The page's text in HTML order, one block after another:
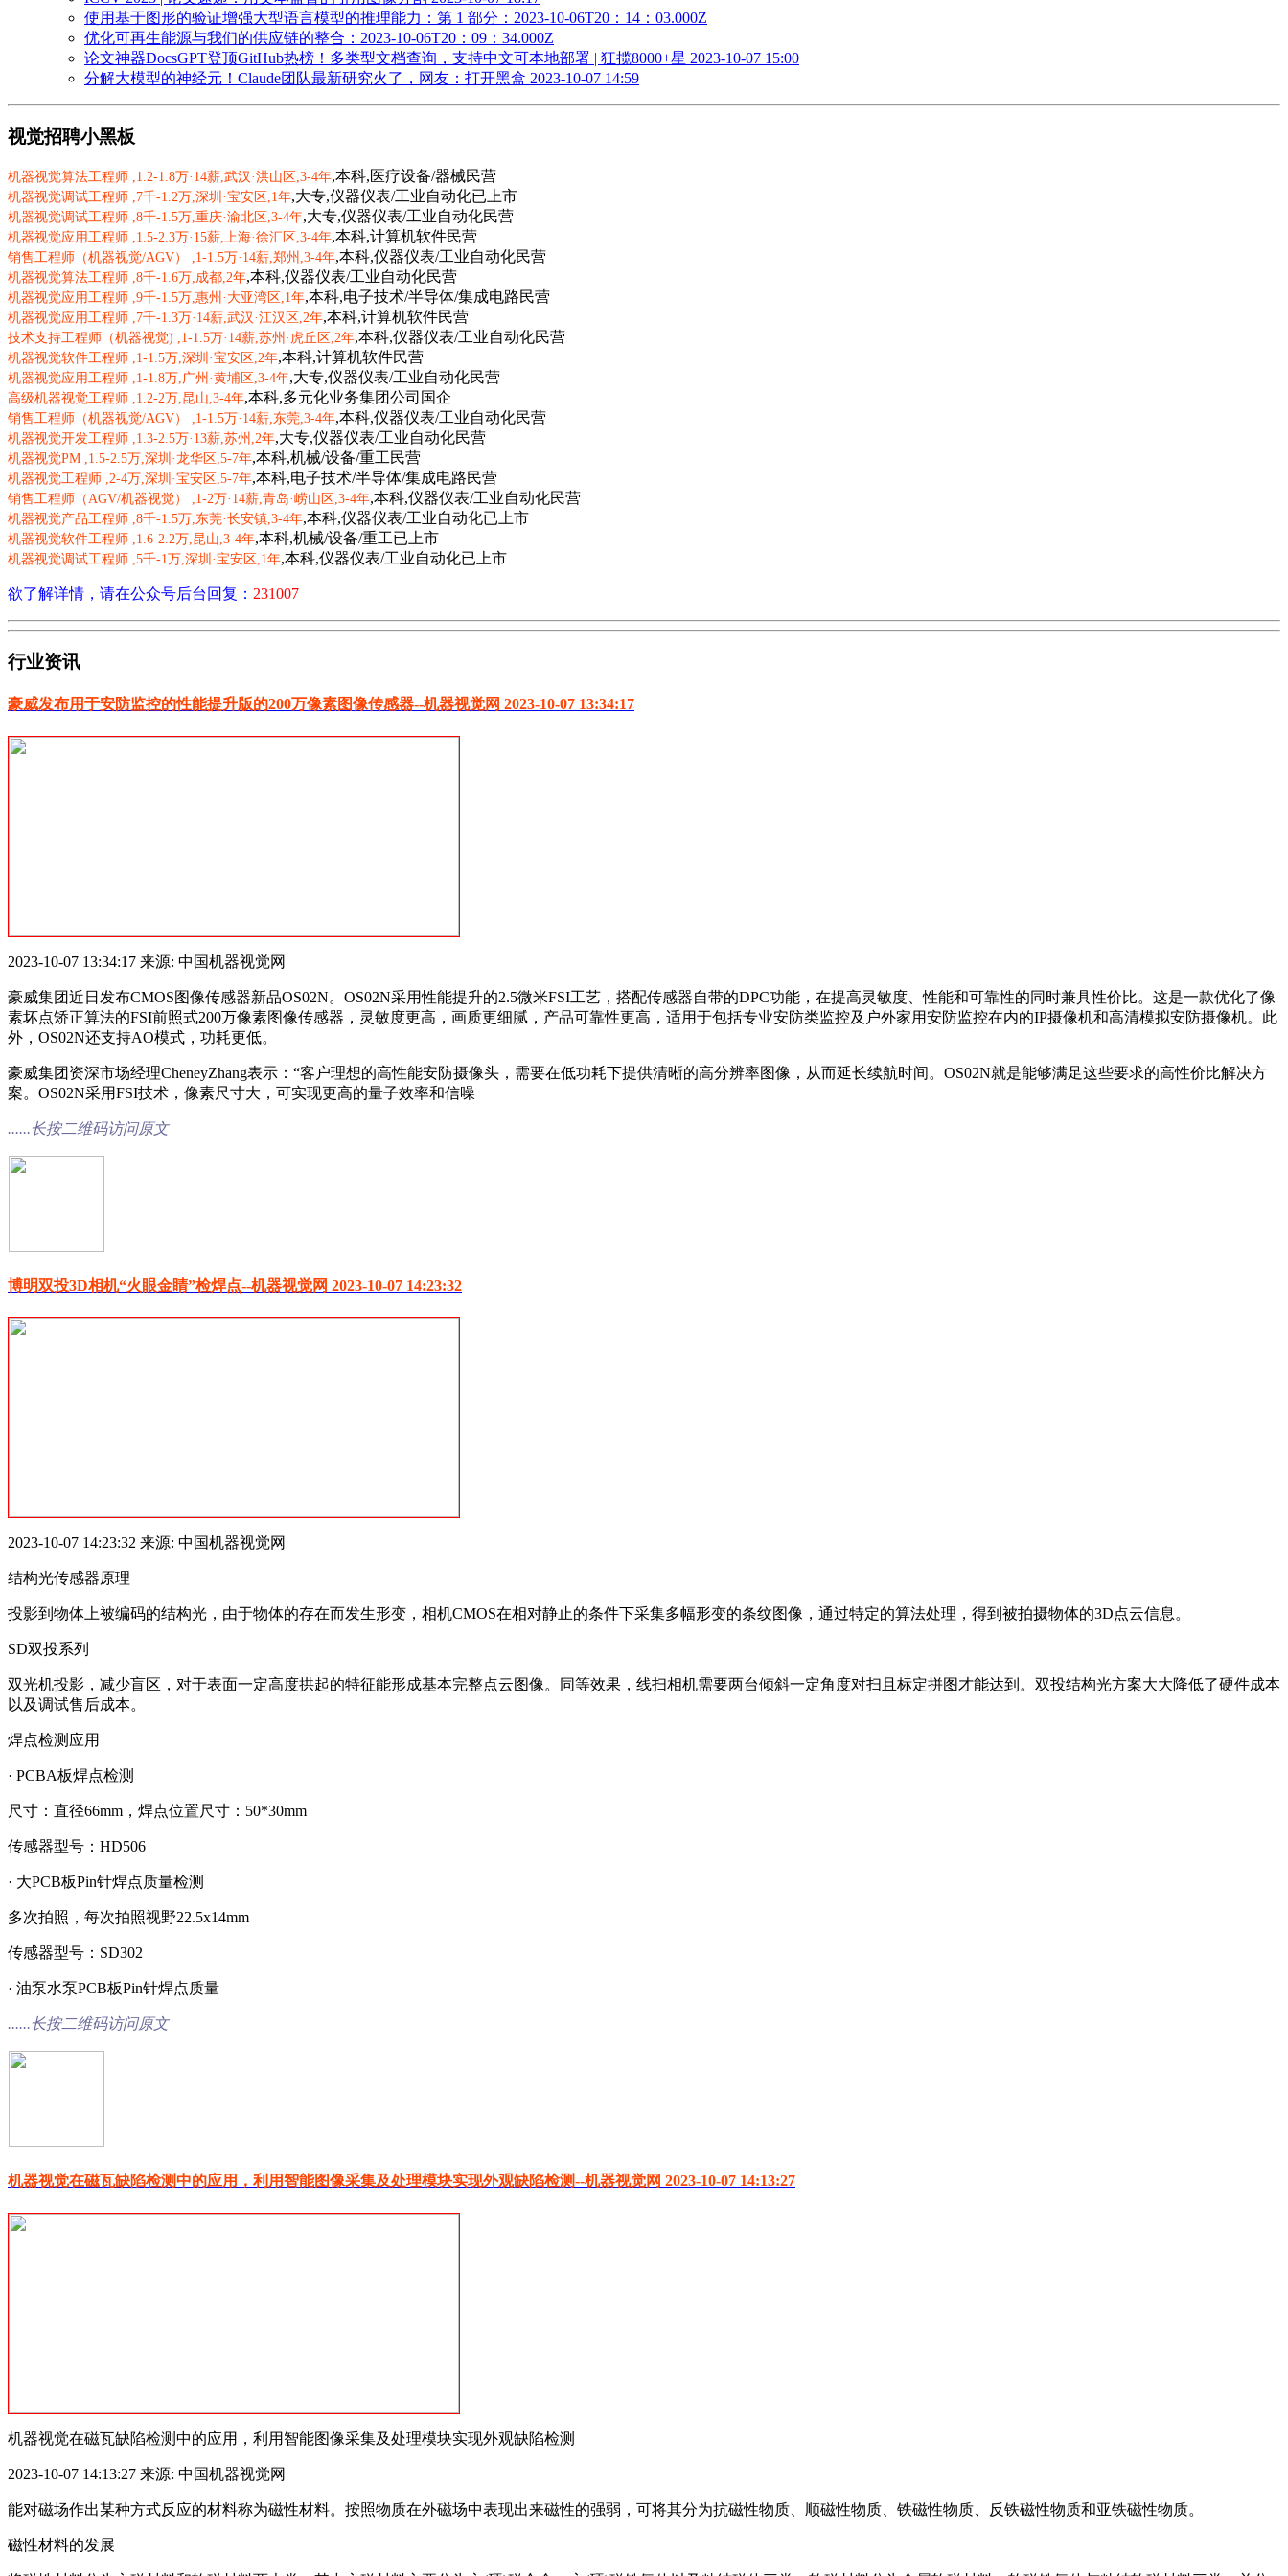
使用基于图形的验证增强大型语言模型的推理能力：第 1 部分：2023-10-06T20：14：03.000Z
优化可再生能源与我们的供应链的整合：2023-10-06T20：09：34.000Z
论文神器DocsGPT登顶GitHub热榜！多类型文档查询，支持中文可本地部署 | 狂揽8000+星 2023-10-07 15:00
分解大模型的神经元！Claude团队最新研究火了，网友：打开黑盒 2023-10-07 14:59
视觉招聘小黑板
机器视觉算法工程师 ,1.2-1.8万·14薪,武汉·洪山区 ,3-4年,本科,医疗设备/器械民营
机器视觉调试工程师 ,7千-1.2万,深圳·宝安区 ,1年,大专,仪器仪表/工业自动化已上市
机器视觉调试工程师 ,8千-1.5万,重庆·渝北区 ,3-4年,大专,仪器仪表/工业自动化民营
机器视觉应用工程师 ,1.5-2.3万·15薪,上海·徐汇区 ,3-4年,本科,计算机软件民营
销售工程师（机器视觉/AGV） ,1-1.5万·14薪,郑州 ,3-4年,本科,仪器仪表/工业自动化民营
机器视觉算法工程师 ,8千-1.6万,成都,2年,本科,仪器仪表/工业自动化民营
机器视觉应用工程师 ,9千-1.5万,惠州·大亚湾区 ,1年,本科,电子技术/半导体/集成电路民营
机器视觉应用工程师 ,7千-1.3万·14薪,武汉·江汉区 ,2年,本科,计算机软件民营
技术支持工程师（机器视觉) ,1-1.5万·14薪,苏州·虎丘区 ,2年,本科,仪器仪表/工业自动化民营
机器视觉软件工程师 ,1-1.5万,深圳·宝安区 ,2年,本科,计算机软件民营
机器视觉应用工程师 ,1-1.8万,广州·黄埔区 ,3-4年,大专,仪器仪表/工业自动化民营
高级机器视觉工程师 ,1.2-2万,昆山,3-4年,本科,多元化业务集团公司 国企
销售工程师（机器视觉/AGV） ,1-1.5万·14薪,东莞,3-4年,本科,仪器仪表/工业自动化民营
机器视觉开发工程师 ,1.3-2.5万·13薪,苏州 ,2年,大专,仪器仪表/工业自动化民营
机器视觉PM ,1.5-2.5万,深圳·龙华区 ,5-7年,本科,机械/设备/重工民营
机器视觉工程师 ,2-4万,深圳·宝安区 ,5-7年,本科,电子技术/半导体/集成电路民营
销售工程师（AGV/机器视觉） ,1-2万·14薪,青岛·崂山区 ,3-4年,本科,仪器仪表/工业自动化民营
机器视觉产品工程师 ,8千-1.5万,东莞·长安镇,3-4年,本科,仪器仪表/工业自动化已上市
机器视觉软件工程师 ,1.6-2.2万,昆山,3-4年,本科,机械/设备/重工已上市
机器视觉调试工程师 ,5千-1万,深圳·宝安区 ,1年,本科,仪器仪表/工业自动化已上市
欲了解详情，请在公众号后台回复： 231007
行业资讯
豪威发布用于安防监控的性能提升版的200万像素图像传感器--机器视觉网 2023-10-07 13:34:17
2023-10-07 13:34:17 来源: 中国机器视觉网
豪威集团近日发布CMOS图像传感器新品OS02N。OS02N采用性能提升的2.5微米FSI工艺，搭配传感器自带的DPC功能，在提高灵敏度、性能和可靠性的同时兼具性价比。这是一款优化了像
素坏点矫正算法的FSI前照式200万像素图像传感器，灵敏度更高，画质更细腻，产品可靠性更高，适用于包括专业安防类监控及户外家用安防监控在内的IP摄像机和高清模拟安防摄像机。此
外，OS02N还支持AO模式，功耗更低。
豪威集团资深市场经理CheneyZhang表示：“客户理想的高性能安防摄像头，需要在低功耗下提供清晰的高分辨率图像，从而延长续航时间。OS02N就是能够满足这些要求的高性价比解决方
案。OS02N采用FSI技术，像素尺寸大，可实现更高的量子效率和信噪
......长按二维码访问原文
博明双投3D相机“火眼金睛”检焊点--机器视觉网 2023-10-07 14:23:32
2023-10-07 14:23:32 来源: 中国机器视觉网
结构光传感器原理
投影到物体上被编码的结构光，由于物体的存在而发生形变，相机CMOS在相对静止的条件下采集多幅形变的条纹图像，通过特定的算法处理，得到被拍摄物体的3D点云信息。
SD双投系列
双光机投影，减少盲区，对于表面一定高度拱起的特征能形成基本完整点云图像。同等效果，线扫相机需要两台倾斜一定角度对扫且标定拼图才能达到。双投结构光方案大大降低了硬件成本
以及调试售后成本。
焊点检测应用
· PCBA板焊点检测
尺寸：直径66mm，焊点位置尺寸：50*30mm
传感器型号：HD506
· 大PCB板Pin针焊点质量检测
多次拍照，每次拍照视野22.5x14mm
传感器型号：SD302
· 油泵水泵PCB板Pin针焊点质量
......长按二维码访问原文
机器视觉在磁瓦缺陷检测中的应用，利用智能图像采集及处理模块实现外观缺陷检测--机器视觉网 2023-10-07 14:13:27
机器视觉在磁瓦缺陷检测中的应用，利用智能图像采集及处理模块实现外观缺陷检测
2023-10-07 14:13:27 来源: 中国机器视觉网
能对磁场作出某种方式反应的材料称为磁性材料。按照物质在外磁场中表现出来磁性的强弱，可将其分为抗磁性物质、顺磁性物质、铁磁性物质、反铁磁性物质和亚铁磁性物质。
磁性材料的发展